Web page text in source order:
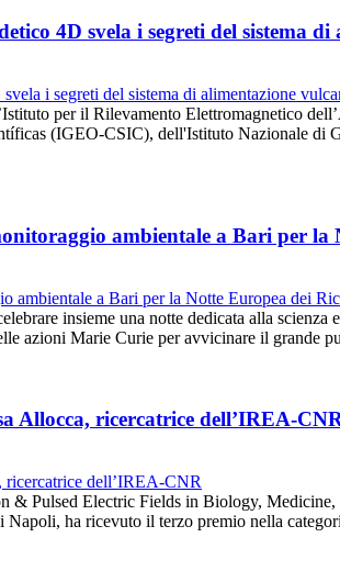
4D svela i segreti del sistema
per il Rilevamento Elettromagnetico
(IGEO-CSIC), dell'Istituto Nazionale
ambientale a Bari per la
insieme una notte dedicata alla
azioni Marie Curie per avvicinare il grande
Allocca, ricercatrice dell’IREA-
& Pulsed Electric Fields in Biology,
ha ricevuto il terzo premio nella